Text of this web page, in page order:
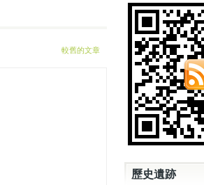
較舊的文章
歷史遺跡